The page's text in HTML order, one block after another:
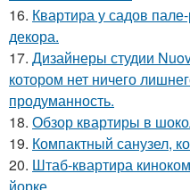
16. Квартира у садов
декора.
17. Дизайнеры студии
котором нет ничего
продуманность.
18. Обзор квартиры в
19. Компактный санузел,
20. Штаб-квартира